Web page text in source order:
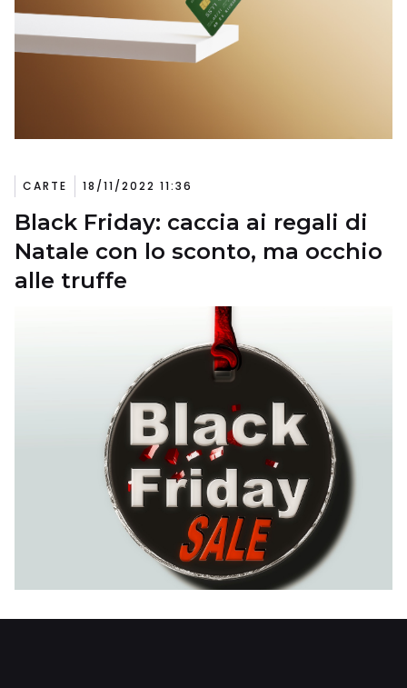
CARTE 18/11/2022 11:36
Black Friday: caccia ai regali di
Natale con lo sconto, ma occhio
alle truffe